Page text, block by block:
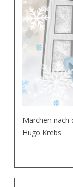
Märchen nach
Hugo Krebs